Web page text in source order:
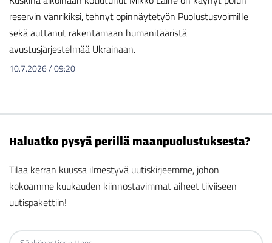
reservin vänrikiksi, tehnyt opinnäytetyön Puolustusvoimille
sekä auttanut rakentamaan humanitääristä
avustusjärjestelmää Ukrainaan.
10.7.2026/09:20
Haluatko pysyä perillä maanpuolustuksesta?
Tilaa kerran kuussa ilmestyvä uutiskirjeemme, johon
kokoamme kuukauden kiinnostavimmat aiheet tiiviiseen
uutispakettiin!